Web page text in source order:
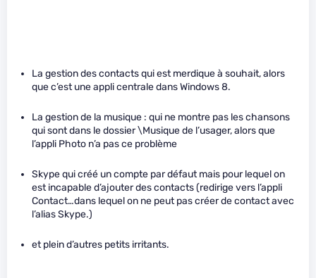
La gestion des contacts qui est merdique à souhait, alors
que c’est une appli centrale dans Windows 8.
La gestion de la musique : qui ne montre pas les chansons
qui sont dans le dossier \Musique de l’usager, alors que
l’appli Photo n’a pas ce problème
Skype qui créé un compte par défaut mais pour lequel on
est incapable d’ajouter des contacts (redirige vers l’appli
Contact…dans lequel on ne peut pas créer de contact avec
l’alias Skype.)
et plein d’autres petits irritants.